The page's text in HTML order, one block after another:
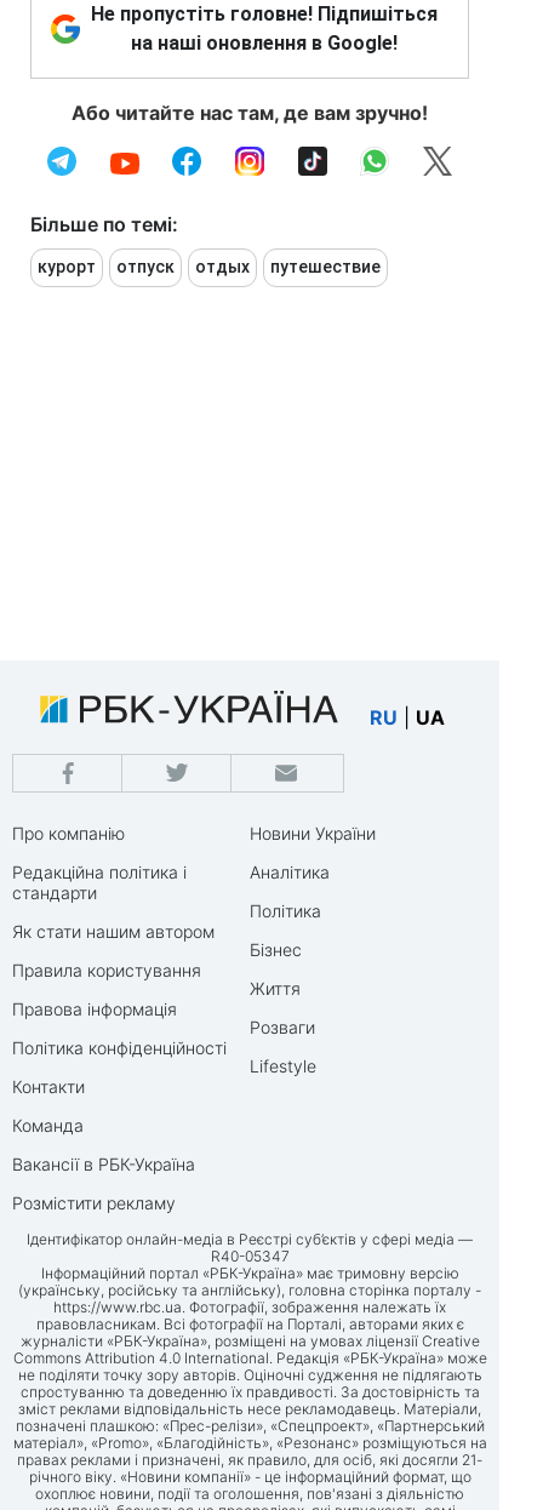
Не пропустіть головне! Підпишіться
на наші оновлення в Google!
Або читайте нас там, де вам зручно!
Більше по темі:
курорт отпуск отдых путешествие
RU UA
Про компанію
Редакційна політика і
стандарти
Як стати нашим автором
Правила користування
Правова інформація
Політика конфіденційності
Контакти
Команда
Вакансії в РБК-Україна
Розмістити рекламу
Новини України
Аналітика
Політика
Бізнес
Життя
Розваги
Lifestyle
Ідентифікатор онлайн-медіа в Реєстрі суб’єктів у сфері медіа —
R40-05347
Інформаційний портал «РБК-Україна» має тримовну версію
(українську, російську та англійську), головна сторінка порталу -
https://www.rbc.ua . Фотографії, зображення належать їх
правовласникам. Всі фотографії на Порталі, авторами яких є
журналісти «РБК-Україна», розміщені на умовах ліцензії Creative
Commons Attribution 4.0 International. Редакція «РБК-Україна» може
не поділяти точку зору авторів. Оціночні судження не підлягають
спростуванню та доведенню їх правдивості. За достовірність та
зміст реклами відповідальність несе рекламодавець. Матеріали,
позначені плашкою: «Прес-релізи», «Спецпроект», «Партнерський
матеріал», «Promo», «Благодійність», «Резонанс» розміщуються на
правах реклами і призначені, як правило, для осіб, які досягли 21-
річного віку. «Новини компанії» - це інформаційний формат, що
охоплює новини, події та оголошення, пов'язані з діяльністю